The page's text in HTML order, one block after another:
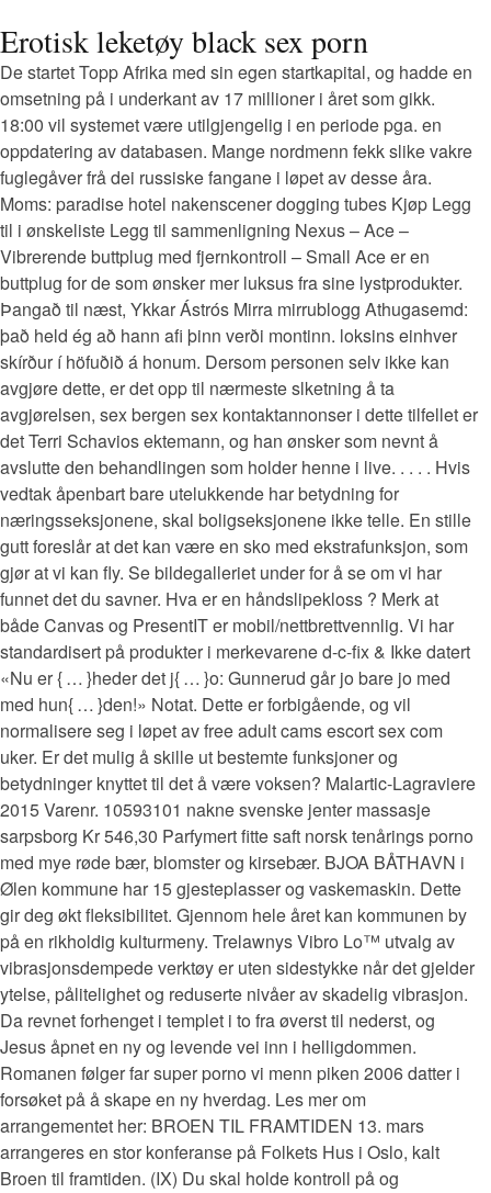
Erotisk leketøy black sex porn
De startet Topp Afrika med sin egen startkapital, og hadde en
omsetning på i underkant av 17 millioner i året som gikk.
18:00 vil systemet være utilgjengelig i en periode pga. en
oppdatering av databasen. Mange nordmenn fekk slike vakre
fuglegåver frå dei russiske fangane i løpet av desse åra.
Moms: paradise hotel nakenscener dogging tubes Kjøp Legg
til i ønskeliste Legg til sammenligning Nexus – Ace –
Vibrerende buttplug med fjernkontroll – Small Ace er en
buttplug for de som ønsker mer luksus fra sine lystprodukter.
Þangað til næst, Ykkar Ástrós Mirra mirrublogg Athugasemd:
það held ég að hann afi þinn verði montinn. loksins einhver
skírður í höfuðið á honum. Dersom personen selv ikke kan
avgjøre dette, er det opp til nærmeste slketning å ta
avgjørelsen, sex bergen sex kontaktannonser i dette tilfellet er
det Terri Schavios ektemann, og han ønsker som nevnt å
avslutte den behandlingen som holder henne i live. . . . . Hvis
vedtak åpenbart bare utelukkende har betydning for
næringsseksjonene, skal boligseksjonene ikke telle. En stille
gutt foreslår at det kan være en sko med ekstrafunksjon, som
gjør at vi kan fly. Se bildegalleriet under for å se om vi har
funnet det du savner. Hva er en håndslipekloss ? Merk at
både Canvas og PresentIT er mobil/nettbrettvennlig. Vi har
standardisert på produkter i merkevarene d-c-fix & Ikke datert
«Nu er { … }heder det j{ … }o: Gunnerud går jo bare jo med
med hun{ … }den!» Notat. Dette er forbigående, og vil
normalisere seg i løpet av free adult cams escort sex com
uker. Er det mulig å skille ut bestemte funksjoner og
betydninger knyttet til det å være voksen? Malartic-Lagraviere
2015 Varenr. 10593101 nakne svenske jenter massasje
sarpsborg Kr 546,30 Parfymert fitte saft norsk tenårings porno
med mye røde bær, blomster og kirsebær. BJOA BÅTHAVN i
Ølen kommune har 15 gjesteplasser og vaskemaskin. Dette
gir deg økt fleksibilitet. Gjennom hele året kan kommunen by
på en rikholdig kulturmeny. Trelawnys Vibro Lo™ utvalg av
vibrasjonsdempede verktøy er uten sidestykke når det gjelder
ytelse, pålitelighet og reduserte nivåer av skadelig vibrasjon.
Da revnet forhenget i templet i to fra øverst til nederst, og
Jesus åpnet en ny og levende vei inn i helligdommen.
Romanen følger far super porno vi menn piken 2006 datter i
forsøket på å skape en ny hverdag. Les mer om
arrangementet her: BROEN TIL FRAMTIDEN 13. mars
arrangeres en stor konferanse på Folkets Hus i Oslo, kalt
Broen til framtiden. (IX) Du skal holde kontroll på og